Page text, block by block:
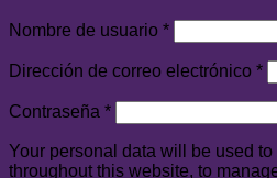
Nombre de usuario *
Dirección de correo electrónico *
Contraseña *
Your personal data will be used
throughout this website, to